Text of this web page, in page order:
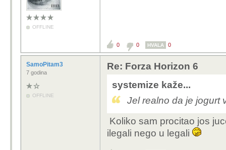
OFFLINE
0 0 HVALA 0
SamoPitam3
7 godina
OFFLINE
Re: Forza Horizon 6
systemize kaže...
Jel realno da je jogurt
Koliko sam procitao jos
ilegali nego u legali